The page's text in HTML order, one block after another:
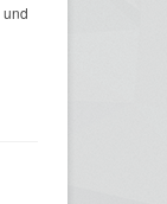
und